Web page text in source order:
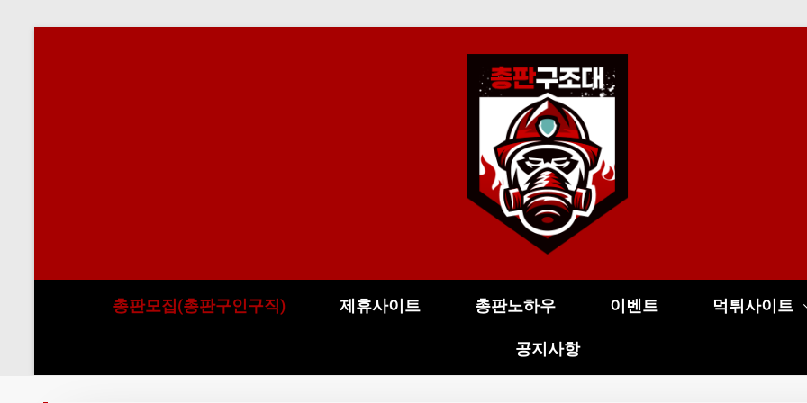
총판모집(총판구인구직) 제휴사이트 총판노하우 이벤트 먹튀사이트
공지사항